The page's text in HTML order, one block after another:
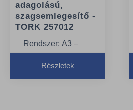
adagolású,
szagsemlegesítő -
TORK 257012
Rendszer: A3 –
Folyamatosan
működő légfrissítő
rendszer
Részletek